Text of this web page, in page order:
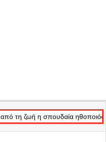
η σπουδαία ηθοποιός Μάρω